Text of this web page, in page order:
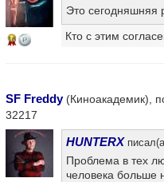
16
Это сегодняшняя
Кто с этим
SF Freddy(Киноакадемик),
32217
HUNTERX
Проблема в тех
человека больше